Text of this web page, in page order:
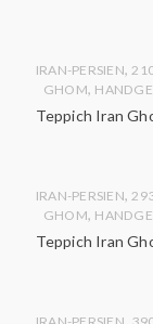
IRAN-PERSIEN,
GHOM,
Teppich Iran
IRAN-PERSIEN,
GHOM,
Teppich Iran
,